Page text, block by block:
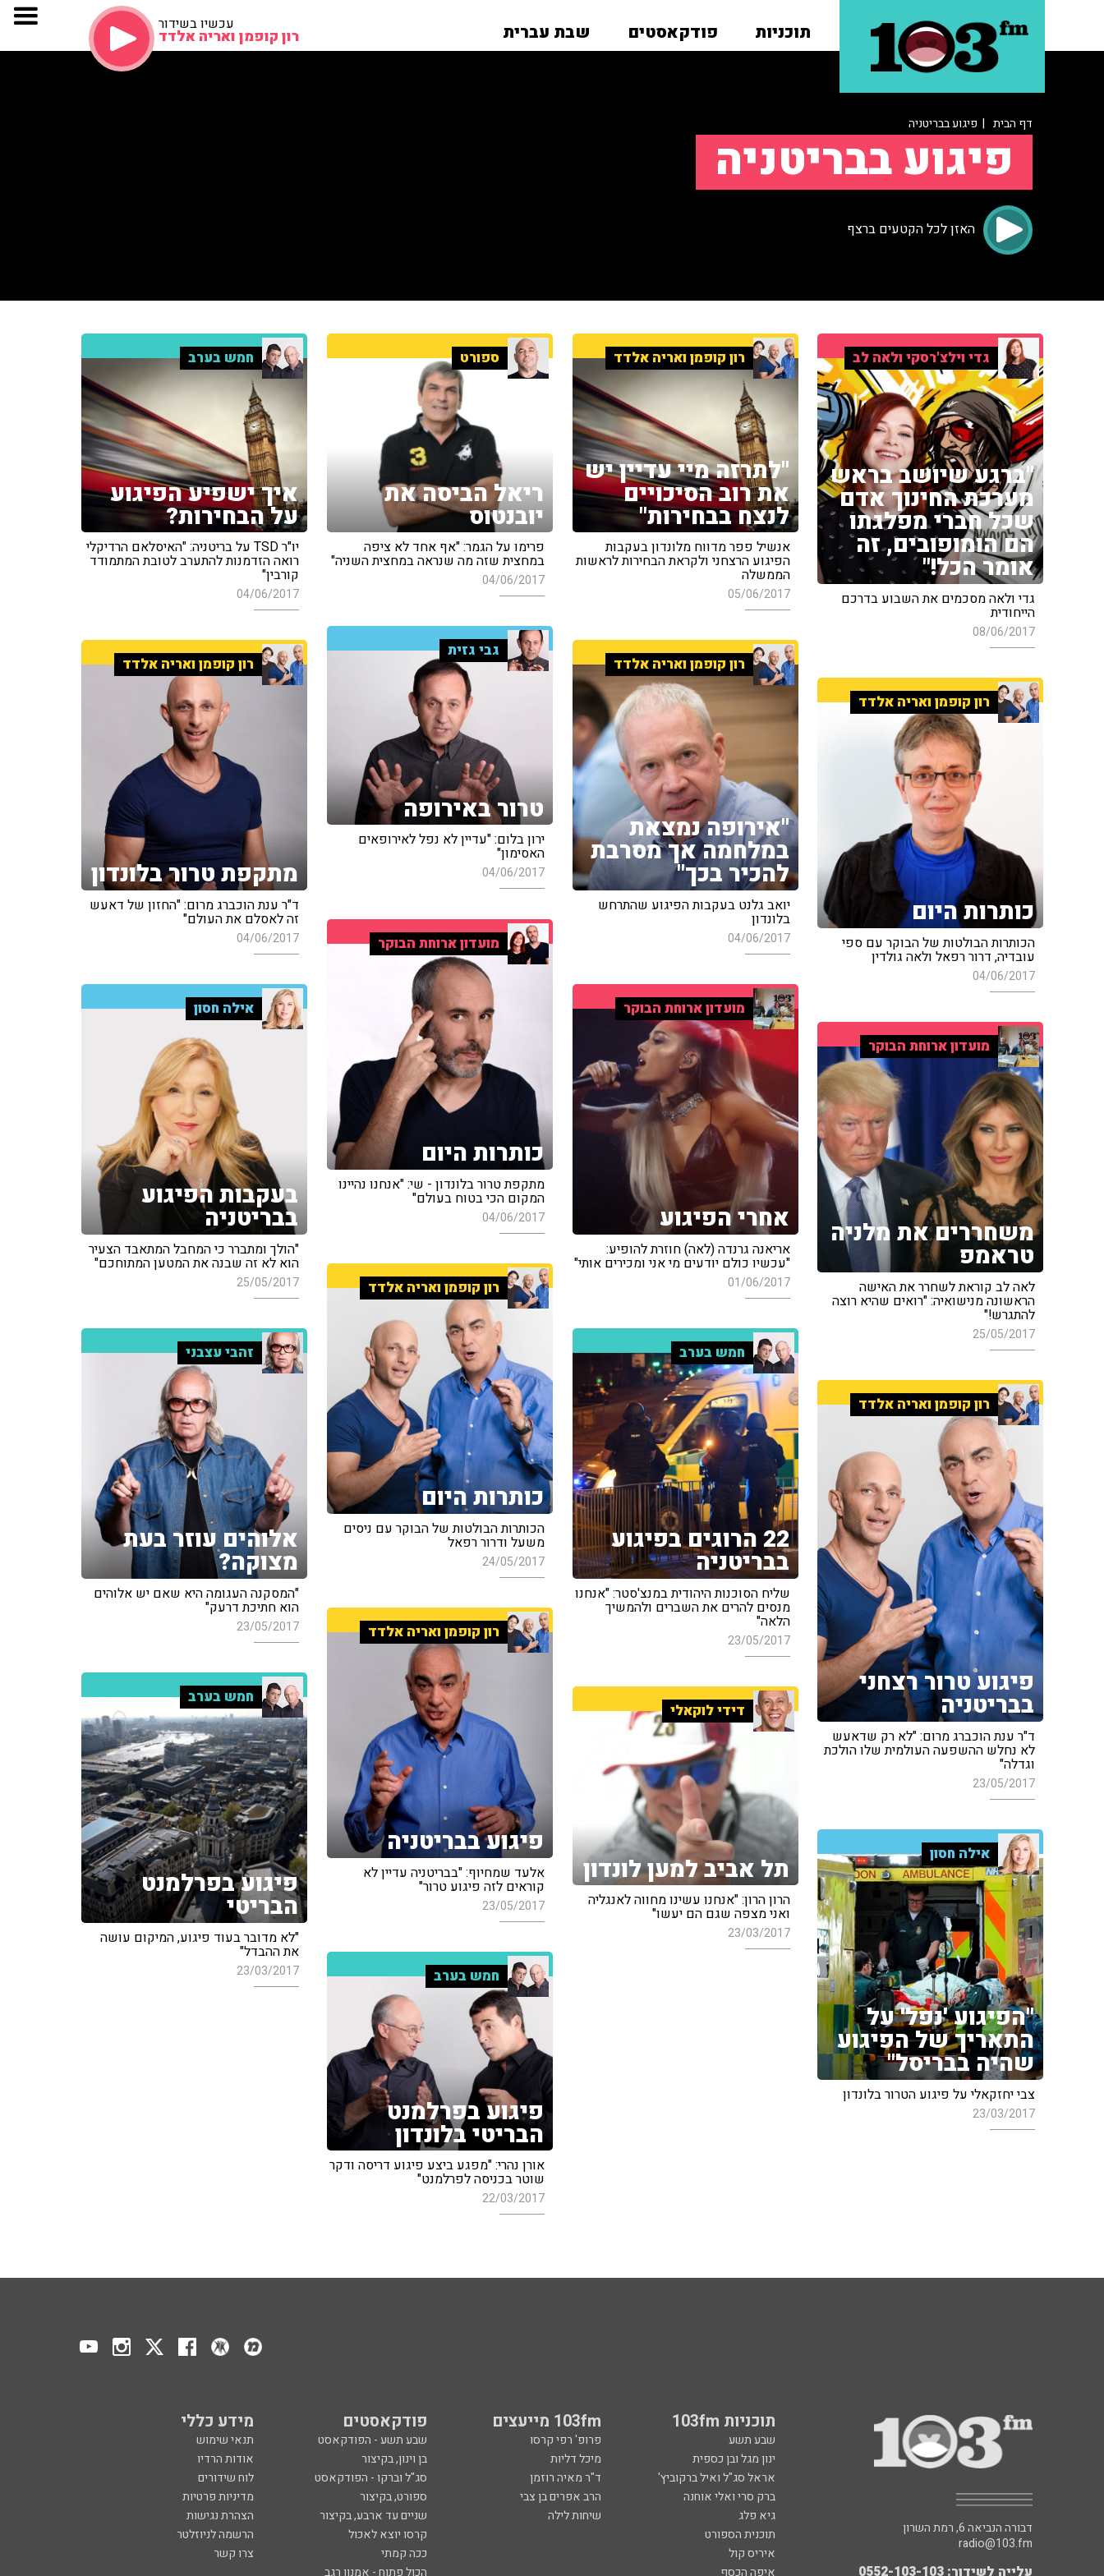
תוכניות פודקאסטים שבת עברית עכשיו בשידור
רון קופמן ואריה אלדד
דף הבית | פיגוע בבריטניה
פיגוע בבריטניה
האזן לכל הקטעים ברצף
גדי וילצ'רסקי ולאה לב
"ברגע שיושב בראש
מערכת החינוך אדם
שכל חברי מפלגתו
הם הומופובים, זה
אומר הכל!"
גדי ולאה מסכמים את השבוע בדרכם
הייחודית
08/06/2017
רון קופמן ואריה אלדד
"לתרזה מיי עדיין יש
את רוב הסיכויים
לנצח בבחירות"
אנשיל פפר מדווח מלונדון בעקבות
הפיגוע הרצחני ולקראת הבחירות לראשות
הממשלה
05/06/2017
ספורט
ריאל הביסה את
יובנטוס
פרימו על הגמר: "אף אחד לא ציפה
במחצית שזה מה שנראה במחצית השניה"
04/06/2017
חמש בערב
איך ישפיע הפיגוע
על הבחירות?
יו"ר TSD על בריטניה: "האיסלאם הרדיקלי
רואה הזדמנות להתערב לטובת המתמודד
קורבין"
04/06/2017
גבי גזית
טרור באירופה
ירון בלום: "עדיין לא נפל לאירופאים
האסימון"
04/06/2017
רון קופמן ואריה אלדד
"אירופה נמצאת
במלחמה אך מסרבת
להכיר בכך"
יואב גלנט בעקבות הפיגוע שהתרחש
בלונדון
04/06/2017
רון קופמן ואריה אלדד
מתקפת טרור בלונדון
ד"ר ענת הוכברג מרום: "החזון של דאעש
זה לאסלם את העולם"
04/06/2017
רון קופמן ואריה אלדד
כותרות היום
הכותרות הבולטות של הבוקר עם ספי
עובדיה, דרור רפאל ולאה גולדין
04/06/2017
מועדון ארוחת הבוקר
כותרות היום
מתקפת טרור בלונדון - שי: "אנחנו נהיינו
המקום הכי בטוח בעולם"
04/06/2017
מועדון ארוחת הבוקר
אחרי הפיגוע
אריאנה גרנדה (לאה) חוזרת להופיע:
"עכשיו כולם יודעים מי אני ומכירים אותי"
01/06/2017
אילה חסון
בעקבות הפיגוע
בבריטניה
"הולך ומתברר כי המחבל המתאבד הצעיר
הוא לא זה שבנה את המטען המתוחכם"
25/05/2017
מועדון ארוחת הבוקר
משחררים את מלניה
טראמפ
לאה לב קוראת לשחרר את האישה
הראשונה מנישואיה: "רואים שהיא רוצה
להתגרש!"
25/05/2017
רון קופמן ואריה אלדד
כותרות היום
הכותרות הבולטות של הבוקר עם ניסים
משעל ודרור רפאל
24/05/2017
חמש בערב
22 הרוגים בפיגוע
בבריטניה
שליח הסוכנות היהודית במנצ'סטר: "אנחנו
מנסים להרים את השברים ולהמשיך
הלאה"
23/05/2017
זהבי עצבני
אלוהים עוזר בעת
מצוקה?
"המסקנה העגומה היא שאם יש אלוהים
הוא חתיכת דרעק"
23/05/2017
רון קופמן ואריה אלדד
פיגוע טרור רצחני
בבריטניה
ד"ר ענת הוכברג מרום: "לא רק שדאעש
לא נחלש ההשפעה העולמית שלו הולכת
וגדלה"
23/05/2017
רון קופמן ואריה אלדד
פיגוע בבריטניה
אלעד שמחיוף: "בבריטניה עדיין לא
קוראים לזה פיגוע טרור"
23/05/2017
חמש בערב
פיגוע בפרלמנט
הבריטי
"לא מדובר בעוד פיגוע, המיקום עושה
את ההבדל"
23/03/2017
דידי לוקאלי
תל אביב למען לונדון
הרון הרון: "אנחנו עשינו מחווה לאנגליה
ואני מצפה שגם הם יעשו"
23/03/2017
אילה חסון
"הפיגוע 'נפל' על
התאריך של הפיגוע
שהיה בבריסל"
צבי יחזקאלי על פיגוע הטרור בלונדון
23/03/2017
חמש בערב
פיגוע בפרלמנט
הבריטי בלונדון
אורן נהרי: "מפגע ביצע פיגוע דריסה ודקר
שוטר בכניסה לפרלמנט"
22/03/2017
תוכניות 103fm 103fm מייעצים פודקאסטים מידע כללי
שבע תשע פרופ' רפי קרסו שבע תשע - הפודקאסט
תנאי שימוש
ינון מגל ובן כספית
מיכל דליות בן וינון, בקיצור
אודות הרדיו
אראל סג"ל ואיל ברקוביץ'
ד"ר מאיה רוזמן סג"ל וברקו - הפודקאסט
לוח שידורים
ברק סרי ואלי אוחנה
הרב אפרים בן צבי ספורט, בקיצור
מדיניות פרטיות
גיא פלג
שיחות לילה שניים עד ארבע, בקיצור
הצהרת נגישות
תוכנית הספורט
קרסו יוצא לאכול
הרשמה לניוזלטר
איריס קול
ככה קמתי
צרו קשר
איפה הכסף
הכול פתוח - אמנון רגב
דבורה הנביאה 6, רמת השרון
radio@103.fm
עלייה לשידור: 0552-103-103